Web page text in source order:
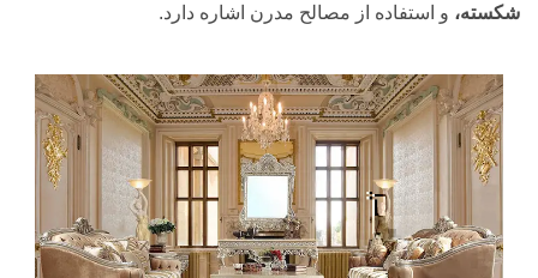
شکسته، و استفاده از مصالح مدرن اشاره دارد.